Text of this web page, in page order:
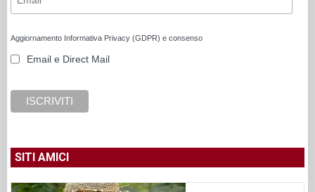
Aggiornamento Informativa Privacy (GDPR) e consenso
Email e Direct Mail
SITI AMICI